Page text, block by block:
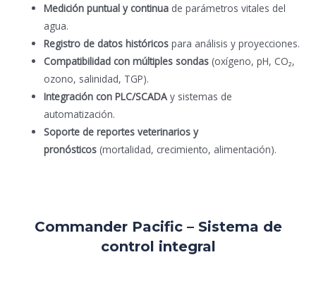
Medición puntual y continuade parámetros vitales del
agua.
Registro de datos históricospara análisis y proyecciones.
Compatibilidad con múltiples sondas(oxígeno, pH, CO₂,
ozono, salinidad, TGP).
Integración con PLC/SCADAy sistemas de
automatización.
Soporte de reportes veterinarios y
pronósticos(mortalidad, crecimiento, alimentación).
Commander Pacific – Sistema de
control integral